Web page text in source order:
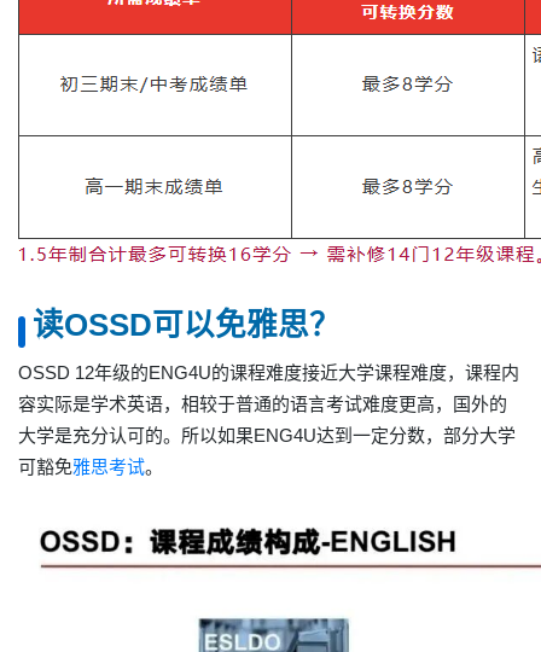
读OSSD可以免雅思？
OSSD 12年级的ENG4U的课程难度接近大学课程难度，课程内
容实际是学术英语，相较于普通的语言考试难度更高，国外的
大学是充分认可的。所以如果ENG4U达到一定分数，部分大学
可豁免雅思考试。